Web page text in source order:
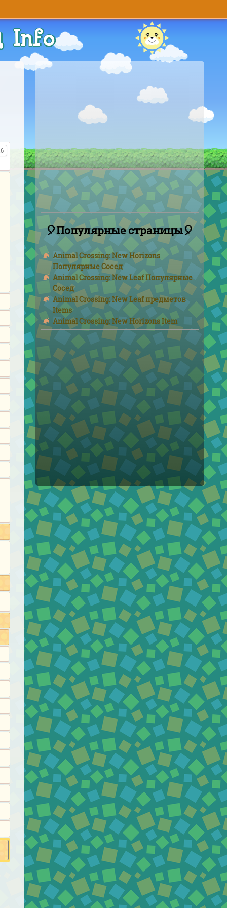
Info
🎈Популярные страницы🎈
Animal Crossing: New Horizons
Популярные Сосед
Animal Crossing: New Leaf Популярные
Сосед
Animal Crossing: New Leaf предметов
Items
Animal Crossing: New Horizons Item